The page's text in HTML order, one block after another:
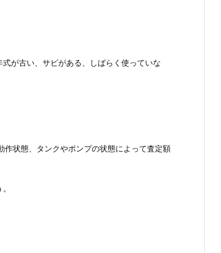
が古い、サビがある、しばらく使っていな
状態、タンクやポンプの状態によって査定額